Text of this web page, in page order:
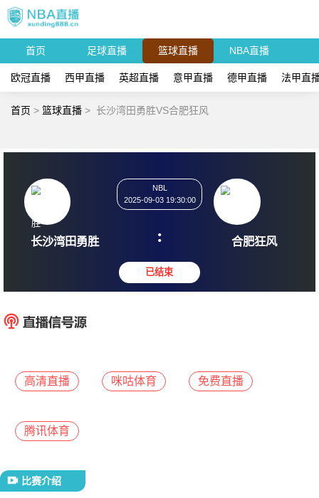
首页 足球直播 篮球直播 NBA直播
欧冠直播 西甲直播 英超直播 意甲直播 德甲直播 法甲直
首页 > 篮球直播 > 长沙湾田勇胜VS合肥狂风
长沙湾田勇胜
2025-09-03 19:30:00
: 合肥
高清直播 咪咕体育 免费直播
腾讯体育
比赛介绍